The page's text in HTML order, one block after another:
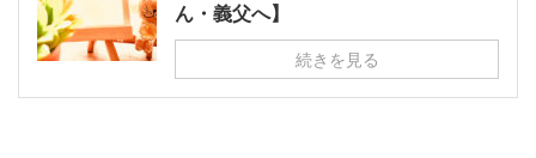
ん・義父へ】
続きを見る